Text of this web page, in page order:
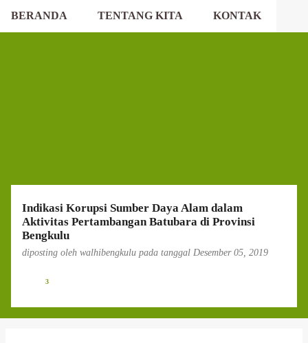
BERANDA TENTANG KITA KONTAK
Indikasi Korupsi Sumber Daya Alam dalam
Aktivitas Pertambangan Batubara di Provinsi
Bengkulu
diposting oleh walhibengkulu pada tanggal Desember 05, 2019
3